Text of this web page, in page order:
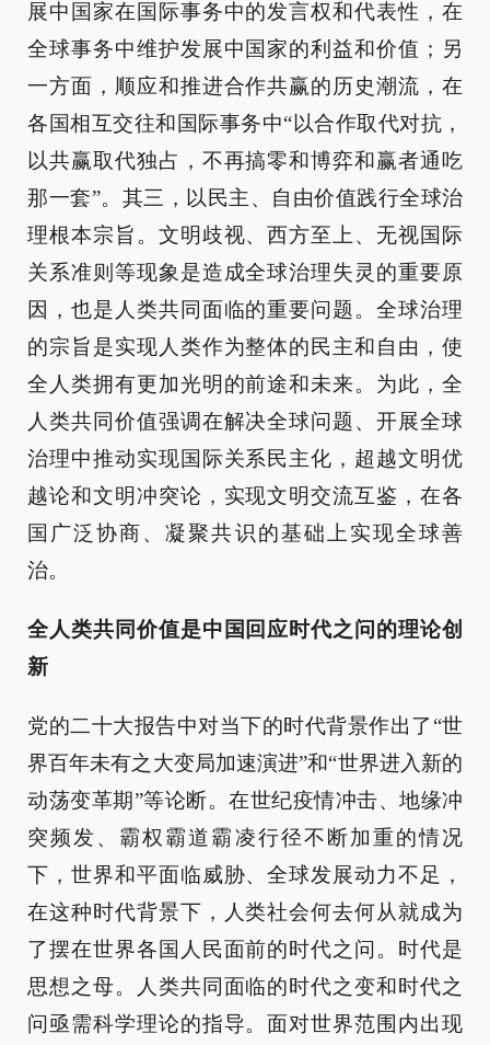
展中国家在国际事务中的发言权和代表性，在
全球事务中维护发展中国家的利益和价值；另
一方面，顺应和推进合作共赢的历史潮流，在
各国相互交往和国际事务中“以合作取代对抗，
以共赢取代独占，不再搞零和博弈和赢者通吃
那一套”。其三，以民主、自由价值践行全球治
理根本宗旨。文明歧视、西方至上、无视国际
关系准则等现象是造成全球治理失灵的重要原
因，也是人类共同面临的重要问题。全球治理
的宗旨是实现人类作为整体的民主和自由，使
全人类拥有更加光明的前途和未来。为此，全
人类共同价值强调在解决全球问题、开展全球
治理中推动实现国际关系民主化，超越文明优
越论和文明冲突论，实现文明交流互鉴，在各
国广泛协商、凝聚共识的基础上实现全球善
治。
全人类共同价值是中国回应时代之问的理论创
新
党的二十大报告中对当下的时代背景作出了“世
界百年未有之大变局加速演进”和“世界进入新的
动荡变革期”等论断。在世纪疫情冲击、地缘冲
突频发、霸权霸道霸凌行径不断加重的情况
下，世界和平面临威胁、全球发展动力不足，
在这种时代背景下，人类社会何去何从就成为
了摆在世界各国人民面前的时代之问。时代是
思想之母。人类共同面临的时代之变和时代之
问亟需科学理论的指导。面对世界范围内出现